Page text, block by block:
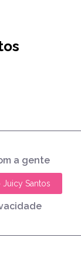
a gente
Santos